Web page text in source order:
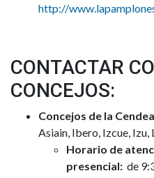
http://
CONTACTAR
CONCEJOS:
Concejos de la
Asiain, Ibero, Izcue,
Horario de
presencial: de